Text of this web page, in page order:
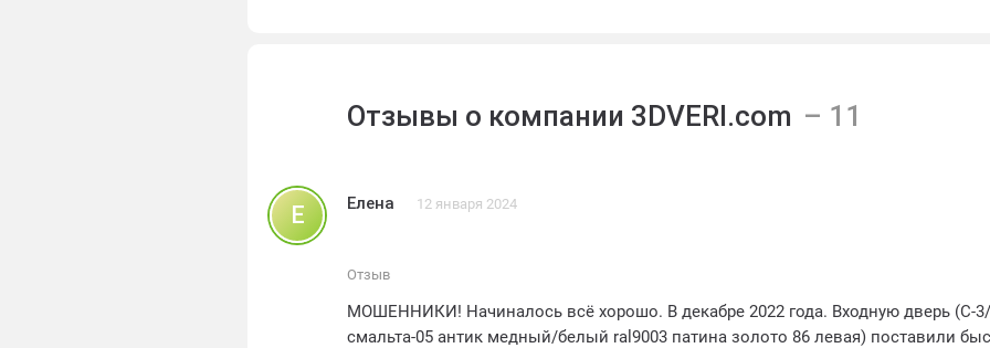
Отзывы о компании 3DVERI.com
Е Елена 12 января 2024
Отзыв
МОШЕННИКИ! Начиналось всё хорошо. В декабре 2022 года. Входную дверь (С-3/
смальта-05 антик медный/белый ral9003 патина золото 86 левая) поставили